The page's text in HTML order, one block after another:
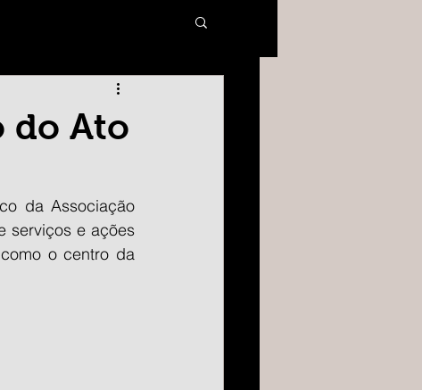
do Ato
da Associação
serviços e ações
o centro da